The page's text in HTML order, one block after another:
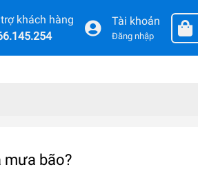
khách hàng
Tài khoản
Đăng nhập
mưa bão?